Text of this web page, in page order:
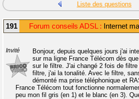
Liste des questions
191 Forum conseils ADSL : Internet
Invité
Bonjour, depuis quelques jours j'ai
sur ma ligne France Télécom dès
sur le filtre. J'ai changé 2 fois de
filtre, j'ai la tonalité. Avec le filtre,
démonté ma prise téléphonique et
France Télécom tout fonctionne
peu mon fil gris (en 1) et le blanc (en 3).